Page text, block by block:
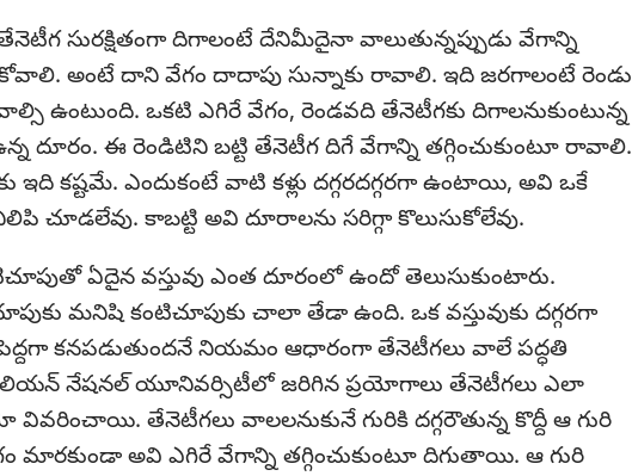
సురక్షితంగా దిగాలంటే దేనిమీదైనా వాలుతున్నప్పుడు వేగాన్ని
అంటే దాని వేగం దాదాపు సున్నాకు రావాలి. ఇది జరగాలంటే రెండు
ఉంటుంది. ఒకటి ఎగిరే వేగం, రెండవది తేనెటీగకు దిగాలనుకుంటున్న
దూరం. ఈ రెండిటిని బట్టి తేనెటీగ దిగే వేగాన్ని తగ్గించుకుంటూ రావాలి.
ఇది కష్టమే. ఎందుకంటే వాటి కళ్లు దగ్గరదగ్గరగా ఉంటాయి, అవి ఒకే
చూడలేవు. కాబట్టి అవి దూరాలను సరిగ్గా కొలుసుకోలేవు.
ఏదైన వస్తువు ఎంత దూరంలో ఉందో తెలుసుకుంటారు.
మనిషి కంటిచూపుకు చాలా తేడా ఉంది. ఒక వస్తువుకు దగ్గరగా
కనపడుతుందనే నియమం ఆధారంగా తేనెటీగలు వాలే పద్ధతి
నేషనల్‌ యూనివర్సిటీలో జరిగిన ప్రయోగాలు తేనెటీగలు ఎలా
తేనెటీగలు వాలలనుకునే గురికి దగ్గరౌతున్న కొద్దీ ఆ గురి
మారకుండా అవి ఎగిరే వేగాన్ని తగ్గించుకుంటూ దిగుతాయి. ఆ గురి